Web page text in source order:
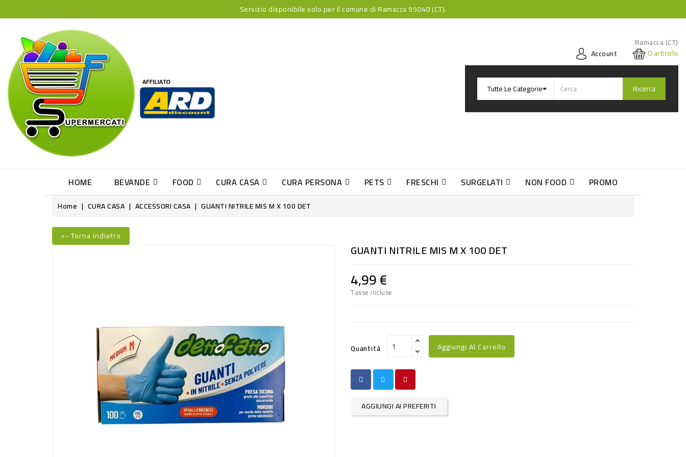
Servizio disponibile solo per il comune di Ramacca 95040 (CT).
Ramacca (CT)
Account
0articolo
Ricerca
HOME BEVANDE FOOD CURA CASA CURA PERSONA PETS FRESCHI SURGELATI NON FOOD PROMO
Home CURA CASA ACCESSORI CASA GUANTI NITRILE MIS M X 100 DET
<- Torna Indietro
GUANTI NITRILE MIS M X 100 DET
4,99 €
Tasse incluse
Quantità Aggiungi Al Carrello
AGGIUNGI AI PREFERITI